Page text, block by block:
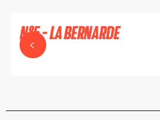
N°5 - LA BERNARDE
RENAISON